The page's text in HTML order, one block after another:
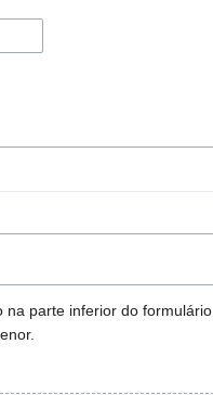
parte inferior do formulário.